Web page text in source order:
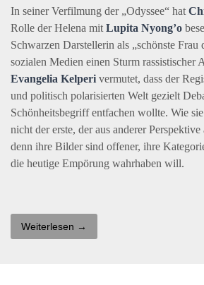
In seiner Verfilmung der „Odyssee“ hat
Rolle der Helena mit Lupita Nyong’o
Schwarzen Darstellerin als „schönste Frau
sozialen Medien einen Sturm rassistischer
Evangelia Kelperi vermutet, dass der
und politisch polarisierten Welt gezielt
Schönheitsbegriff entfachen wollte. Wie
nicht der erste, der aus anderer
denn ihre Bilder sind offener, ihre
die heutige Empörung wahrhaben will.
Weiterlesen →